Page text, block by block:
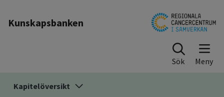
Kunskapsbanken
Sök
Kapitelöversikt